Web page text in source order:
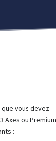
que vous devez
Axes ou Premium
: